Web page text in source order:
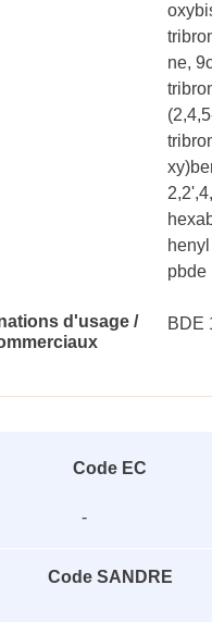
ne,
pbde
d'usage /
BDE
Code EC
-
Code SANDRE